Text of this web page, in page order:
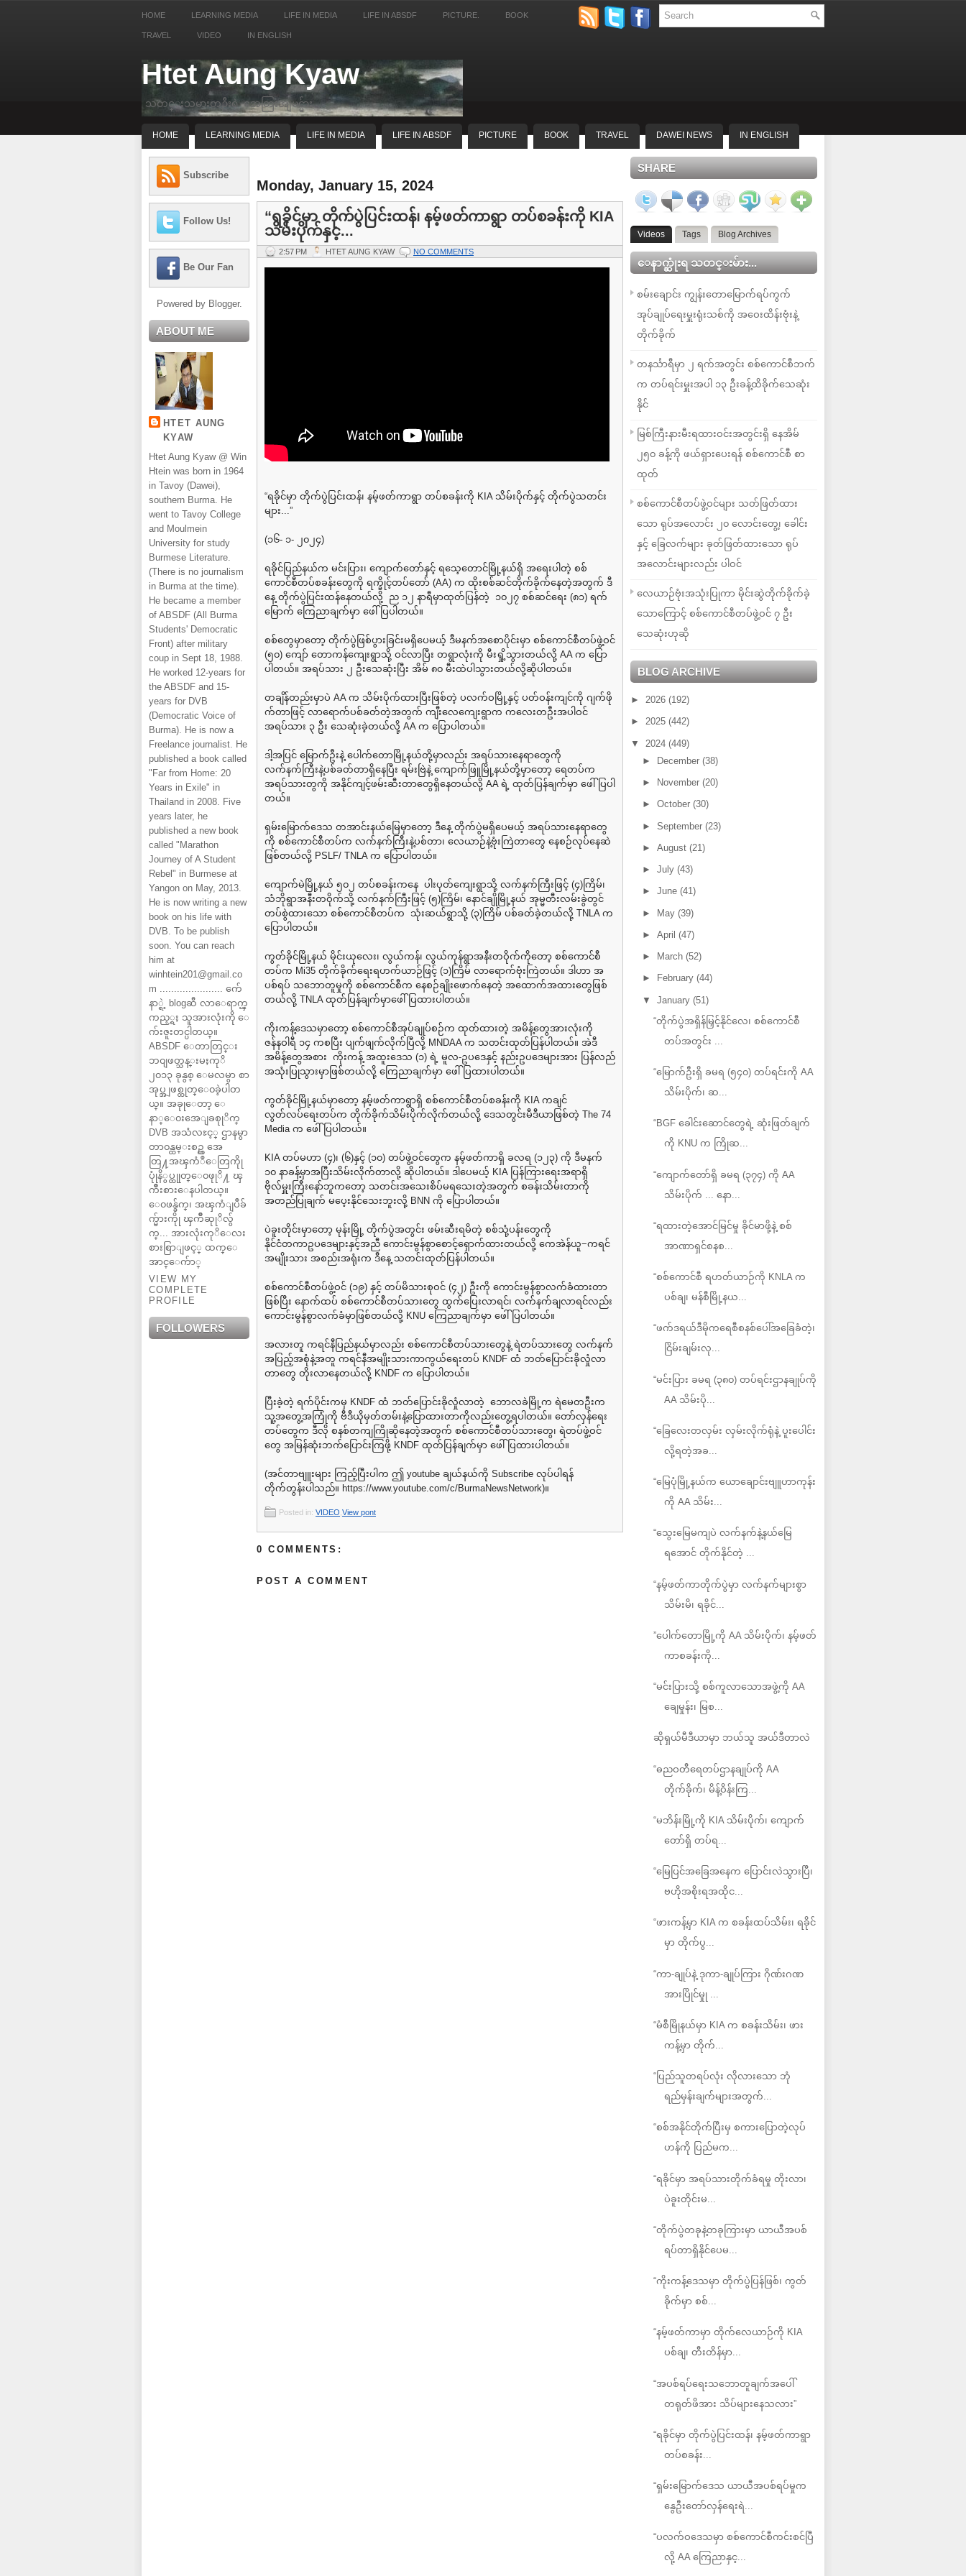
HOME LEARNING MEDIA LIFE IN MEDIA LIFE IN ABSDF PICTURE. BOOK
TRAVEL VIDEO IN ENGLISH
Htet Aung Kyaw
သတင္းသမားတဦးရဲ့ အေတြးအျမင္မ်ား
HOME LEARNING MEDIA LIFE IN MEDIA LIFE IN ABSDF PICTURE BOOK TRAVEL DAWEI NEWS IN ENGLISH
Subscribe
Follow Us!
Be Our Fan
Powered by Blogger.
ABOUT ME
HTET AUNG
KYAW
Htet Aung Kyaw @ Win
Htein was born in 1964
in Tavoy (Dawei),
southern Burma. He
went to Tavoy College
and Moulmein
University for study
Burmese Literature.
(There is no journalism
in Burma at the time).
He became a member
of ABSDF (All Burma
Students' Democratic
Front) after military
coup in Sept 18, 1988.
He worked 12-years for
the ABSDF and 15-
years for DVB
(Democratic Voice of
Burma). He is now a
Freelance journalist. He
published a book called
"Far from Home: 20
Years in Exile" in
Thailand in 2008. Five
years later, he
published a new book
called "Marathon
Journey of A Student
Rebel" in Burmese at
Yangon on May, 2013.
He is now writing a new
book on his life with
DVB. To be publish
soon. You can reach
him at
winhtein201@gmail.co
m ...................... က်ေ
နာ္ရဲ့ blogဆီ လာေရာက္ၾ
ကည့္ရႈ သူအားလုံးကို ေ
က်းဇူးတင္ပါတယ္။
ABSDF ေတာတြင္း
ဘ၀ျဖတ္သန္းမႈကုိ
၂၀၁၃ ခုနွစ္ ေမလမွာ စာ
အုပ္အျဖစ္ထုတ္ေ၀ခဲ့ပါတ
ယ္။ အခုုေတာ့ ေ
နာ္ေ၀းအေျခစုုိက္
DVB အသံလႊင့္ ဌာနမွာ
တာ၀န္ထမ္းစဥ္က အေ
တြ႔အၾကံဳေတြကိုု
ပုုံနိွပ္ထုုတ္ေ၀ဖုုိ႔ ၾ
ကိဳးစားေနပါတယ္။
ေ၀ဖန္ခ်က္၊ အၾကံျပဳခ်
က္မ်ားကိုု ၾကိဳဆုုိလ်ွ
က္... အားလုံးကုိေလး
စားစြာျဖင့္ ထက္ေ
အာင္ေက်ာ္
VIEW MY
COMPLETE
PROFILE
FOLLOWERS
Monday, January 15, 2024
“ရခိုင်မှာ တိုက်ပွဲပြင်းထန်၊ နမ့်ဖတ်ကာရွာ တပ်စခန်းကို KIA
သိမ်းပိုက်နှင့...
2:57 PM HTET AUNG KYAW NO COMMENTS
“ရခိုင်မှာ တိုက်ပွဲပြင်းထန်၊ နမ့်ဖတ်ကာရွာ တပ်စခန်းကို KIA သိမ်းပိုက်နှင့် တိုက်ပွဲသတင်း
များ...”
(၁၆- ၁- ၂၀၂၄)
ရခိုင်ပြည်နယ်က မင်းပြား၊ ကျောက်တော်နှင့် ရသေ့တောင်မြို့နယ်ရှိ အရေးပါတဲ့ စစ်
ကောင်စီတပ်စခန်းတွေကို ရက္ခိုင့်တပ်တော် (AA) က ထိုးစစ်ဆင်တိုက်ခိုက်နေတဲ့အတွက် ဒီ
နေ့ တိုက်ပွဲပြင်းထန်နေတယ်လို့ ည ၁၂ နာရီမှာထုတ်ပြန်တဲ့ ၁၀၂၇ စစ်ဆင်ရေး (၈၁) ရက်
မြောက် ကြေညာချက်မှာ ဖေါ်ပြပါတယ်။
စစ်တွေမှာတော့ တိုက်ပွဲဖြစ်ပွားခြင်းမရှိပေမယ့် ဒီမနက်အစောပိုင်းမှာ စစ်ကောင်စီတပ်ဖွဲ့ဝင်
(၅၀) ကျော် တောကန်ကျေးရွာသို့ ဝင်လာပြီး တရွာလုံးကို မီးရှို့သွားတယ်လို့ AA က ပြော
ပါတယ်။ အရပ်သား ၂ ဦးသေဆုံးပြီး အိမ် ၈၀ မီးထဲပါသွားတယ်လို့ဆိုပါတယ်။
တချိန်တည်းမှာပဲ AA က သိမ်းပိုက်ထားပြီးဖြစ်တဲ့ ပလက်ဝမြို့နှင့် ပတ်ဝန်းကျင်ကို ဂျက်ဖို
က်တာဖြင့် လာရောက်ပစ်ခတ်တဲ့အတွက် ကျီးလေကျေးရွာက ကလေးတဦးအပါဝင်
အရပ်သား ၃ ဦး သေဆုံးခဲ့တယ်လို့ AA က ပြောပါတယ်။
ဒါ့အပြင် မြောက်ဦးနဲ့ ပေါက်တောမြို့နယ်တို့မှာလည်း အရပ်သားနေရာတွေကို
လက်နက်ကြီးနဲ့ပစ်ခတ်တာရှိနေပြီး ရမ်းဗြဲနဲ့ ကျောက်ဖြူမြို့နယ်တို့မှာတော့ ရေတပ်က
အရပ်သားတွကို အနိုင်ကျင့်ဖမ်းဆီးတာတွေရှိနေတယ်လို့ AA ရဲ့ ထုတ်ပြန်ချက်မှာ ဖေါ်ပြပါ
တယ်။
ရှမ်းမြောက်ဒေသ တအာင်းနယ်မြေမှာတော့ ဒီနေ့ တိုက်ပွဲမရှိပေမယ့် အရပ်သားနေရာတွေ
ကို စစ်ကောင်စီတပ်က လက်နက်ကြီးနဲ့ပစ်တာ၊ လေယာဉ်နဲ့ဗုံးကြဲတာတွေ နေစဉ်လုပ်နေဆဲ
ဖြစ်တယ်လို့ PSLF/ TNLA က ပြောပါတယ်။
ကျောက်မဲမြို့နယ် ၅၀၂ တပ်စခန်းကနေ ပါးပုတ်ကျေးရွာသို့ လက်နက်ကြီးဖြင့် (၄)ကြိမ်၊
သံဘိုရွာအနီးတဝိုက်သို့ လက်နက်ကြီးဖြင့် (၅)ကြိမ်၊ နောင်ချိုမြို့နယ် အုမ္မတီးလမ်းခွဲတွင်
တပ်စွဲထားသော စစ်ကောင်စီတပ်က သုံးဆယ်ရွာသို့ (၃)ကြိမ် ပစ်ခတ်ခဲ့တယ်လို့ TNLA က
ပြောပါတယ်။
ကွတ်ခိုင်မြို့နယ် မိုင်းယုလေး၊ လွယ်ကန်၊ လွယ်ကုန်ရွာအနီးတဝိုက်ကိုတော့ စစ်ကောင်စီ
တပ်က Mi35 တိုက်ခိုက်ရေးရဟက်ယာဉ်ဖြင့် (၁)ကြိမ် လာရောက်ဗုံးကြဲတယ်။ ဒါဟာ အ
ပစ်ရပ် သဘောတူမှုကို စစ်ကောင်စီက နေစဉ်ချိုးဖောက်နေတဲ့ အထောက်အထားတွေဖြစ်
တယ်လို့ TNLA ထုတ်ပြန်ချက်မှာဖေါ်ပြထားပါတယ်။
ကိုးကန့်ဒေသမှာတော့ စစ်ကောင်စီအုပ်ချုပ်စဉ်က ထုတ်ထားတဲ့ အမိန့်တွေအားလုံးကို
ဇန်နဝါရီ ၁၄ ကစပြီး ပျက်ဖျက်လိုက်ပြီလို့ MNDAA က သတင်းထုတ်ပြန်ပါတယ်။ အဲဒီ
အမိန့်တွေအစား ကိုးကန့် အထူးဒေသ (၁) ရဲ့ မူလ-ဥပဒေနှင့် နည်းဥပဒေများအား ပြန်လည်
အသုံးပြုသွားမှာဖြစ်တယ်လို့ ကြေညာချက်မှာ ဖေါ်ပြထားပါတယ်။
ကွတ်ခိုင်မြို့နယ်မှာတော့ နမ့်ဖတ်ကာရွာရှိ စစ်ကောင်စီတပ်စခန်းကို KIA ကချင်
လွတ်လပ်ရေးတပ်က တိုက်ခိုက်သိမ်းပိုက်လိုက်တယ်လို့ ဒေသတွင်းမီဒီယာဖြစ်တဲ့ The 74
Media က ဖေါ်ပြပါတယ်။
KIA တပ်မဟာ (၄)၊ (၆)နှင့် (၁၀) တပ်ဖွဲ့ဝင်တွေက နမ့်ဖတ်ကာရှိ ခလရ (၁၂၃) ကို ဒီမနက်
၁၀ နာခန့်မှာအပြီးသိမ်းလိုက်တာလို့ ဆိုပါတယ်။ ဒါပေမယ့် KIA ပြန်ကြားရေးအရာရှိ
ဗိုလ်မှူးကြီးနော်ဘူကတော့ သတင်းအသေးစိပ်မရသေးတဲ့အတွက် စခန်းသိမ်းတာကို
အတည်ပြုချက် မပေ့းနိုင်သေးဘူးလို့ BNN ကို ပြောပါတယ်။
ပဲခူးတိုင်းမှာတော့ မုန်းမြို့ တိုက်ပွဲအတွင်း ဖမ်းဆီးရမိတဲ့ စစ်သုံ့ပန်းတွေကို
နိုင်ငံတကာဥပဒေများနှင့်အညီ ကောင်းမွန်စွာစောင့်ရှောက်ထားတယ်လို့ ကေအဲန်ယူ−ကရင်
အမျိုးသား အစည်းအရုံးက ဒီနေ့ သတင်းထုတ်ပြန်ပါတယ်။
စစ်ကောင်စီတပ်ဖွဲ့ဝင် (၁၉) နှင့် တပ်မိသားစုဝင် (၄၂) ဦးကို ကောင်းမွန်စွာလက်ခံထားတာ
ဖြစ်ပြီး နောက်ထပ် စစ်ကောင်စီတပ်သားတွေ ထွက်ပြေးလာရင်၊ လက်နက်ချလာရင်လည်း
ကောင်းမွန်စွာလက်ခံမှာဖြစ်တယ်လို့ KNU ကြေညာချက်မှာ ဖေါ်ပြပါတယ်။
အလားတူ ကရင်နီပြည်နယ်မှာလည်း စစ်ကောင်စီတပ်သားတွေနဲ့ ရဲတပ်သားတွေ လက်နက်
အပြည့်အစုံနဲ့အတူ ကရင်နီအမျိုးသားကာကွယ်ရေးတပ် KNDF ထံ ဘတ်ပြောင်းခိုလှုံလာ
တာတွေ တိုးလာနေတယ်လို့ KNDF က ပြောပါတယ်။
ပြီးခဲ့တဲ့ ရက်ပိုင်းကမှ KNDF ထံ ဘတ်ပြောင်းခိုလှုံလာတဲ့ ဘောလခဲမြို့က ရဲမေတဦးက
သူ့အတွေ့အကြုံကို ဗီဒီယိုမှတ်တမ်းနဲ့ပြောထားတာကိုလည်းတွေ့ရပါတယ်။ တော်လှန်ရေး
တပ်တွေက ဒီလို စနစ်တကျကြိုဆိုနေတဲ့အတွက် စစ်ကောင်စီတပ်သားတွေ၊ ရဲတပ်ဖွဲ့ဝင်
တွေ အမြန်ဆုံးဘက်ပြောင်းကြဖို့ KNDF ထုတ်ပြန်ချက်မှာ ဖေါ်ပြထားပါတယ်။
(အင်တာဗျူးများ ကြည့်ပြီးပါက ဤ youtube ချယ်နယ်ကို Subscribe လုပ်ပါရန်
တိုက်တွန်းပါသည်။ https://www.youtube.com/c/BurmaNewsNetwork)။
Posted in: VIDEO View pont
0 COMMENTS:
POST A COMMENT
SHARE
Videos Tags Blog Archives
ေနာက္ဆုံးရ သတင္းမ်ား...
စမ်းချောင်း ကျွန်းတောမြောက်ရပ်ကွက်
အုပ်ချုပ်ရေးမှူးရုံးသစ်ကို အဝေးထိန်းဗုံးနဲ့
တိုက်ခိုက်
တနင်္သာရီမှာ ၂ ရက်အတွင်း စစ်ကောင်စီဘက်
က တပ်ရင်းမှူးအပါ ၁၃ ဦးခန့်ထိခိုက်သေဆုံး
နိုင်
မြစ်ကြီးနားမီးရထားဝင်းအတွင်းရှိ နေအိမ်
၂၅၀ ခန့်ကို ဖယ်ရှားပေးရန် စစ်ကောင်စီ စာ
ထုတ်
စစ်ကောင်စီတပ်ဖွဲ့ဝင်များ သတ်ဖြတ်ထား
သော ရုပ်အလောင်း ၂၀ လောင်းတွေ့၊ ခေါင်း
နှင့် ခြေလက်များ ခုတ်ဖြတ်ထားသော ရုပ်
အလောင်းများလည်း ပါဝင်
လေယာဉ်ဗုံးအသုံးပြုကာ မိုင်းဆွဲတိုက်ခိုက်ခဲ့
သောကြောင့် စစ်ကောင်စီတပ်ဖွဲ့ဝင် ၇ ဦး
သေဆုံးဟုဆို
BLOG ARCHIVE
► 2026 (192)
► 2025 (442)
▼ 2024 (449)
►
December (38)
► November (20)
► October (30)
► September (23)
► August (21)
► July (43)
► June (41)
► May (39)
► April (47)
► March (52)
► February (44)
▼ January (51)
“တိုက်ပွဲအရှိန်မြှင့်နိုင်လေ၊ စစ်ကောင်စီ
တပ်အတွင်း ...
“မြောက်ဦးရှိ ခမရ (၅၄၀) တပ်ရင်းကို AA
သိမ်းပိုက်၊ ဆ...
“BGF ခေါင်းဆောင်တွေရဲ့ ဆုံးဖြတ်ချက်
ကို KNU က ကြိုဆ...
“ကျောက်တော်ရှိ ခမရ (၃၇၄) ကို AA
သိမ်းပိုက် ... နော...
“ရထားတဲ့အောင်မြင်မှု ခိုင်မာဖို့နဲ့ စစ်
အာဏာရှင်စနစ...
“စစ်ကောင်စီ ရဟတ်ယာဉ်ကို KNLA က
ပစ်ချ၊ မန်စီမြို့နယ...
“ဖက်ဒရယ်ဒီမိုကရေစီစနစ်ပေါ်အခြေခံတဲ့၊
ငြိမ်းချမ်းလု...
“မင်းပြား ခမရ (၃၈၀) တပ်ရင်းဌာနချုပ်ကို
AA သိမ်းပို...
“ခြေလေးတလှမ်း လှမ်းလိုက်ရုံနဲ့ ပူးပေါင်း
လို့ရတဲ့အခ...
“မြေပုံမြို့နယ်က ယောချောင်းဗျူဟာကုန်း
ကို AA သိမ်း...
“သွေးမြေမကျပဲ လက်နက်နဲ့နယ်မြေ
ရအောင် တိုက်နိုင်တဲ့ ...
“နမ့်ဖတ်ကာတိုက်ပွဲမှာ လက်နက်များစွာ
သိမ်းမိ၊ ရခိုင်...
”ပေါက်တောမြို့ကို AA သိမ်းပိုက်၊ နမ့်ဖတ်
ကာစခန်းကို...
“မင်းပြားသို့ စစ်ကူလာသောအဖွဲ့ကို AA
ချေမှုန်း၊ မြစ...
ဆိုရှယ်မီဒီယာမှာ ဘယ်သူ အယ်ဒီတာလဲ
“ဓညဝတီရေတပ်ဌာနချုပ်ကို AA
တိုက်ခိုက်၊ မိန့်ဝိန်းကြ...
“မဘိန်းမြို့ကို KIA သိမ်းပိုက်၊ ကျောက်
တော်ရှိ တပ်ရ...
“မြေပြင်အခြေအနေက ပြောင်းလဲသွားပြီ၊
ဗဟိုအစိုးရအထိုင...
“ဖားကန့်မှာ KIA က စခန်းထပ်သိမ်း၊ ရခိုင်
မှာ တိုက်ပွ...
“ကာ-ချုပ်နဲ့ ဒုကာ-ချုပ်ကြား ဂိုဏ်းဂဏ
အားပြိုင်မှုု ...
“မံစီမြိုနယ်မှာ KIA က စခန်းသိမ်း၊ ဖား
ကန့်မှာ တိုက်...
“ပြည်သူတရပ်လုံး လိုလားသော ဘုံ
ရည်မှန်းချက်များအတွက်...
“စစ်အနိုင်တိုက်ပြီးမှ စကားပြောတဲ့လုပ်
ဟန်ကို ပြည်မက...
“ရခိုင်မှာ အရပ်သားတိုက်ခံရမှု တိုးလာ၊
ပဲခူးတိုင်းမ...
“တိုက်ပွဲတခုနဲ့တခုကြားမှာ ယာယီအပစ်
ရပ်တာရှိနိုင်ပေမ...
“ကိုးကန့်ဒေသမှာ တိုက်ပွဲပြန်ဖြစ်၊ ကွတ်
ခိုက်မှာ စစ်...
“နမ့်ဖတ်ကာမှာ တိုက်လေယာဉ်ကို KIA
ပစ်ချ၊ တီးတိန်မှာ...
“အပစ်ရပ်ရေးသဘောတူချက်အပေါ်
တရုတ်ဖိအား သိပ်များနေသလား”
“ရခိုင်မှာ တိုက်ပွဲပြင်းထန်၊ နမ့်ဖတ်ကာရွာ
တပ်စခန်း...
“ရှမ်းမြောက်ဒေသ ယာယီအပစ်ရပ်မှုက
နွေဦးတော်လှန်ရေးရဲ...
“ပလက်ဝဒေသမှာ စစ်ကောင်စီကင်းစင်ပြီ
လို့ AA ကြေညာနှင့...